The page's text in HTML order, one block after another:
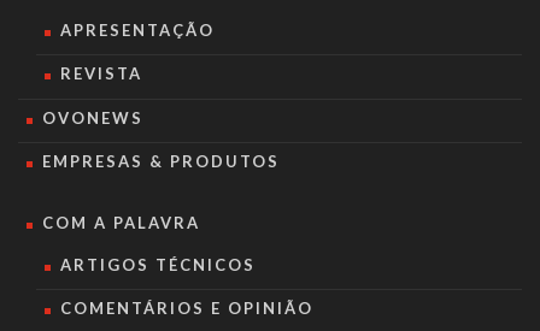
APRESENTAÇÃO
REVISTA
OVONEWS
EMPRESAS & PRODUTOS
COM A PALAVRA
ARTIGOS TÉCNICOS
COMENTÁRIOS E OPINIÃO